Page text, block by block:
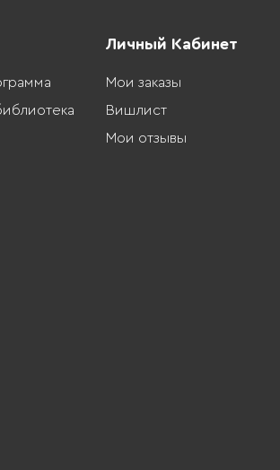
Личный Кабинет
Мои заказы
Вишлист
Мои отзывы